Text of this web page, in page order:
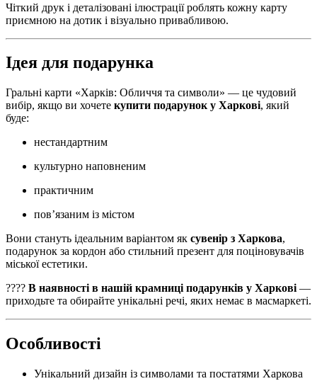
Чіткий друк і деталізовані ілюстрації роблять кожну карту
приємною на дотик і візуально привабливою.
Ідея для подарунка
Гральні карти «Харків: Обличчя та символи» — це чудовий
вибір, якщо ви хочете купити подарунок у Харкові, який
буде:
нестандартним
культурно наповненим
практичним
пов’язаним із містом
Вони стануть ідеальним варіантом як сувенір з Харкова,
подарунок за кордон або стильний презент для поціновувачів
міської естетики.
???? В наявності в нашій крамниці подарунків у Харкові —
приходьте та обирайте унікальні речі, яких немає в масмаркеті.
Особливості
Унікальний дизайн із символами та постатями Харкова